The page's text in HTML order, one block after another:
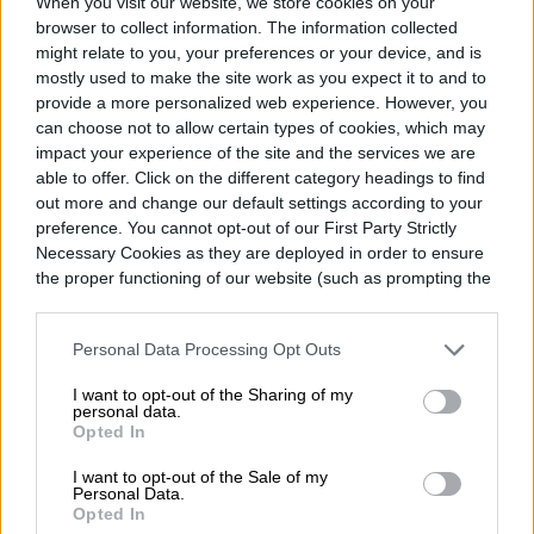
browser to collect information. The information collected
might relate to you, your preferences or your device, and is
mostly used to make the site work as you expect it to and to
provide a more personalized web experience. However, you
can choose not to allow certain types of cookies, which may
impact your experience of the site and the services we are
able to offer. Click on the different category headings to find
out more and change our default settings according to your
preference. You cannot opt-out of our First Party Strictly
Necessary Cookies as they are deployed in order to ensure
the proper functioning of our website (such as prompting the
Personal Data Processing Opt Outs
I want to opt-out of the Sharing of my
personal data.
Opted In
I want to opt-out of the Sale of my
Personal Data.
Opted In
Shakira volvió a convertir una imagen
cantante colombiana recreó en Instagram
aparece sentada frente a una computadora,